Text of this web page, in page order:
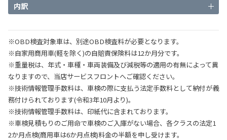
内訳
※OBD検査対象車は、別途OBD検査料が必要となります。
※自家用商用車(軽を除く)の自賠責保険料は12か月分です。
※重量税は、年式・車種・車両装備及び減税等の適用の有無によって異
なりますので、当店サービスフロントへご確認ください。
※技術情報管理手数料は、車検の際に支払う法定手数料として納付が義
務付けられております(令和3年10月より)。
※技術情報管理手数料は、印紙代に含まれております。
※車検見積もりのご用命で車検のご入庫がない場合、各クラスの法定1
2か月点検(商用車は6か月点検)料金の半額を申し受けます。